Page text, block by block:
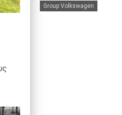
Group Volkswagen